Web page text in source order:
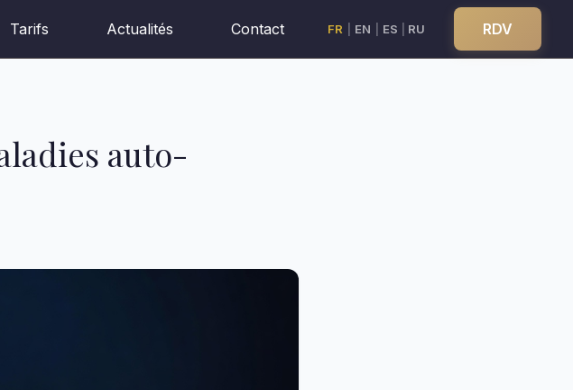
Tarifs Actualités Contact FR EN ES RU RDV
auto-